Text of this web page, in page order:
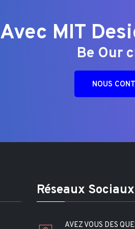
Avec MIT
Be Our
NOUS
Réseaux Sociaux
AVEZ VOUS DES